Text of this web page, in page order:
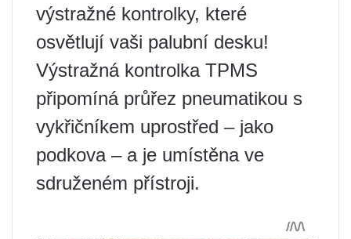
výstražné kontrolky, které
osvětlují vaši palubní desku!
Výstražná kontrolka TPMS
připomíná průřez pneumatikou s
vykřičníkem uprostřed – jako
podkova – a je umístěna ve
sdruženém přístroji.